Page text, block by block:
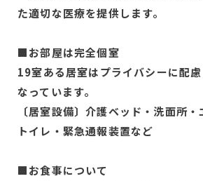
た適切な医療を提供します。
■お部屋は完全個室
19室ある居室はプライバシーに配
なっています。
〔居室設備〕介護ベッド・洗面所・
トイレ・緊急通報装置など
■お食事について